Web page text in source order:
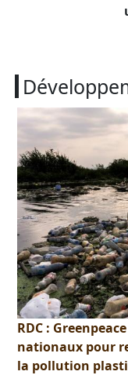
RDC :
nationaux pour
la pollution